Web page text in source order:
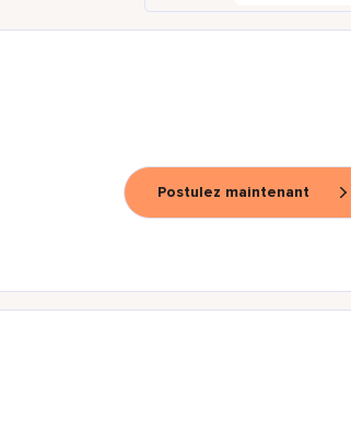
Postulez maintenant